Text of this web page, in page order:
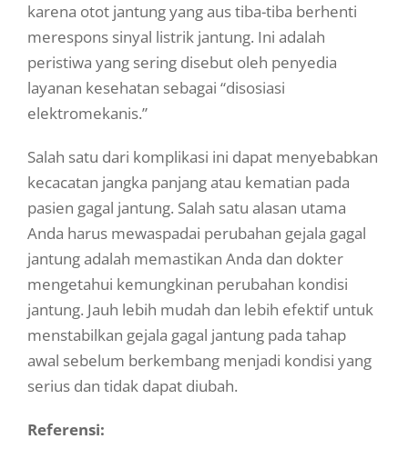
karena otot jantung yang aus tiba-tiba berhenti
merespons sinyal listrik jantung. Ini adalah
peristiwa yang sering disebut oleh penyedia
layanan kesehatan sebagai “disosiasi
elektromekanis.”
Salah satu dari komplikasi ini dapat menyebabkan
kecacatan jangka panjang atau kematian pada
pasien gagal jantung. Salah satu alasan utama
Anda harus mewaspadai perubahan gejala gagal
jantung adalah memastikan Anda dan dokter
mengetahui kemungkinan perubahan kondisi
jantung. Jauh lebih mudah dan lebih efektif untuk
menstabilkan gejala gagal jantung pada tahap
awal sebelum berkembang menjadi kondisi yang
serius dan tidak dapat diubah.
Referensi: